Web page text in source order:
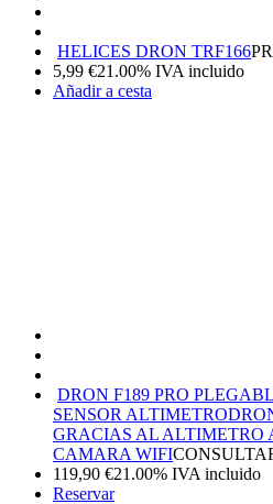
HELICES DRON TRF166
5,99 €21.00% IVA incluido
Añadir a cesta
DRON F189 PRO
SENSOR ALTIMETRO
GRACIAS AL ALTIMETRO
CAMARA WIFI
119,90 €21.00% IVA incluido
Reservar